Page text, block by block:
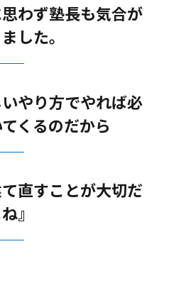
わず塾長も気合が
した。
いやり方でやれば必
くるのだから
直すことが大切だ
』